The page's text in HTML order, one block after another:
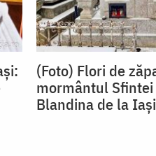
(Foto) Flori de
mormântul
Blandina de la Iași